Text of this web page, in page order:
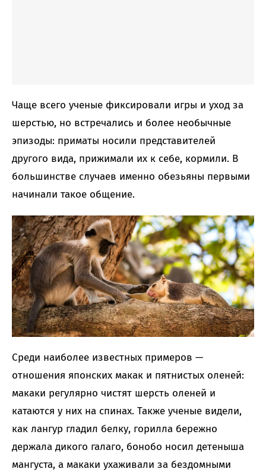
Чаще всего ученые фиксировали игры и уход за
шерстью, но встречались и более необычные
эпизоды: приматы носили представителей
другого вида, прижимали их к себе, кормили. В
большинстве случаев именно обезьяны первыми
начинали такое общение.
Среди наиболее известных примеров —
отношения японских макак и пятнистых оленей:
макаки регулярно чистят шерсть оленей и
катаются у них на спинах. Также ученые видели,
как лангур гладил белку, горилла бережно
держала дикого галаго, бонобо носил детеныша
мангуста, а макаки ухаживали за бездомными